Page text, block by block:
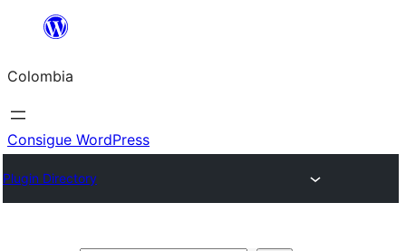
Saltar
contenido
Colombia
Consigue WordPress
Plugin Directory